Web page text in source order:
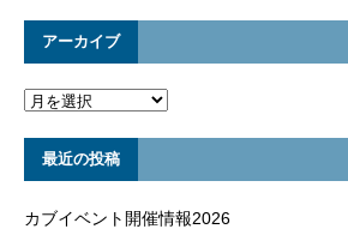
アーカイブ
最近の投稿
カブイベント開催情報2026